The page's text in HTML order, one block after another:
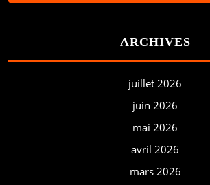
ARCHIVES
juillet 2026
juin 2026
mai 2026
avril 2026
mars 2026